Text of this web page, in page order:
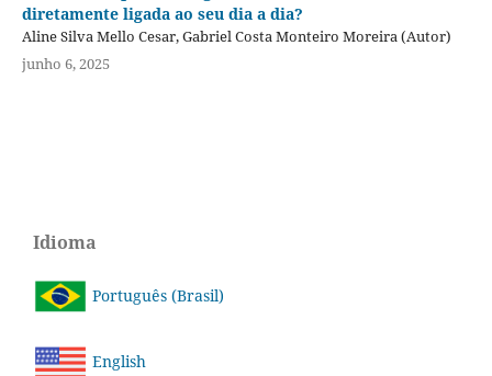
diretamente ligada ao seu dia a dia?
Aline Silva Mello Cesar, Gabriel Costa Monteiro Moreira (Autor)
junho 6, 2025
Idioma
Português (Brasil)
English